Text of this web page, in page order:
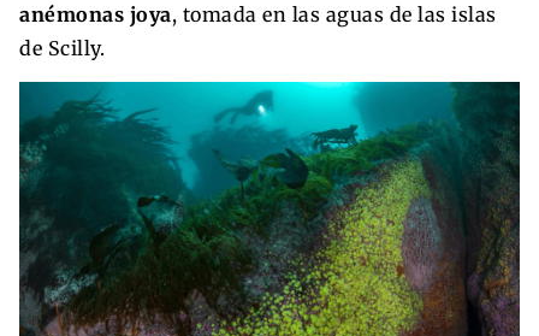
anémonas joya, tomada en las aguas de las islas
de Scilly.